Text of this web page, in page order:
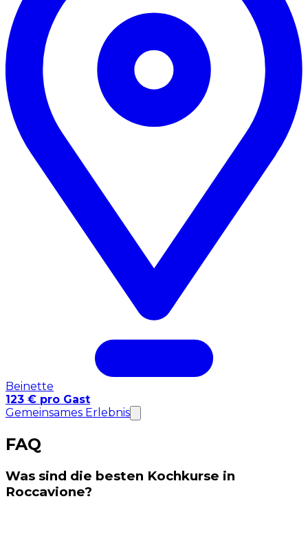
Beinette
123 € pro Gast
Gemeinsames Erlebnis
FAQ
Was sind die besten Kochkurse in
Roccavione?